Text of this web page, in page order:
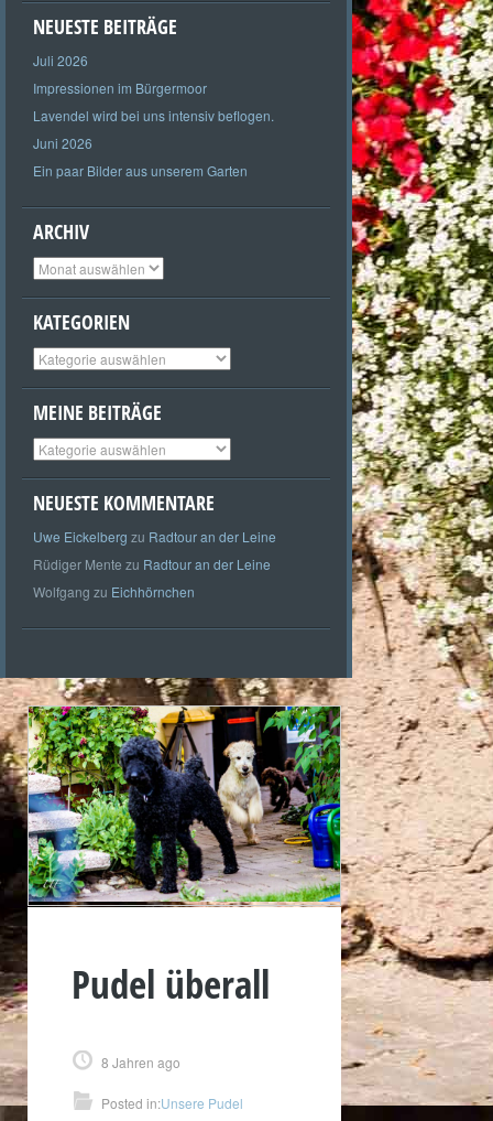
NEUESTE BEITRÄGE
Juli 2026
Impressionen im Bürgermoor
Lavendel wird bei uns intensiv beflogen.
Juni 2026
Ein paar Bilder aus unserem Garten
ARCHIV
Archiv
KATEGORIEN
Kategorien
MEINE BEITRÄGE
Meine
Beiträge
NEUESTE KOMMENTARE
Uwe Eickelberg zu Radtour an der Leine
Rüdiger Mente zu Radtour an der Leine
Wolfgang zu Eichhörnchen
Pudel überall
8 Jahren ago
Posted in:Unsere Pudel